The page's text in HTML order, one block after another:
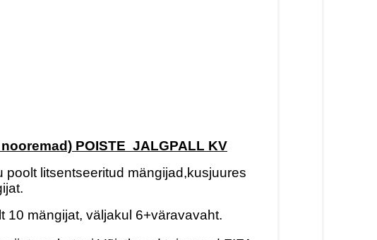
POISTE JALGPALL KV
litsentseeritud mängijad,kusjuures
10 mängijat, väljakul 6+väravavaht.